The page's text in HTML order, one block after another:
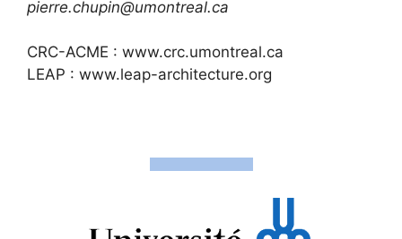
pierre.chupin@umontreal.ca
CRC-ACME : www.crc.umontreal.ca
LEAP : www.leap-architecture.org